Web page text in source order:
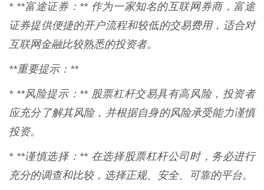
* **富途证券：** 作为一家知名的互联网券商，富途
证券提供便捷的开户流程和较低的交易费用，适合对
互联网金融比较熟悉的投资者。
**重要提示：**
* **风险提示：** 股票杠杆交易具有高风险，投资者
应充分了解其风险，并根据自身的风险承受能力谨慎
投资。
* **谨慎选择：** 在选择股票杠杆公司时，务必进行
充分的调查和比较，选择正规、安全、可靠的平台。